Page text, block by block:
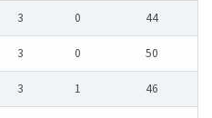
3 0
44
3 0
50
3 1 46